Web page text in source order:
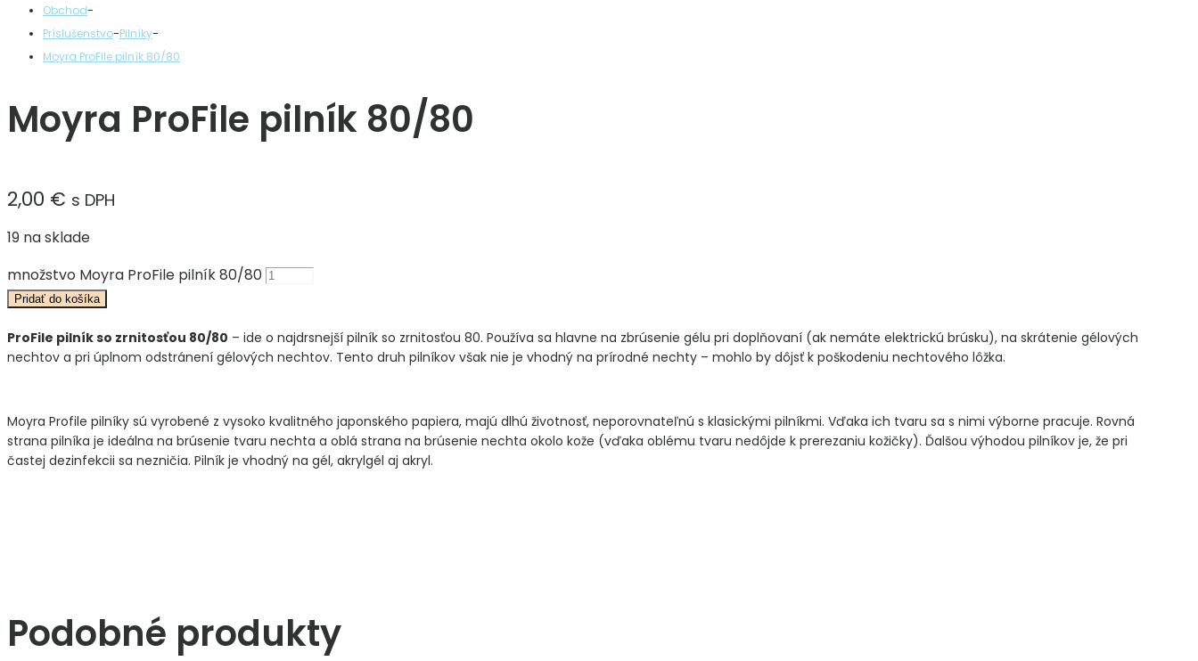
Obchod-
Príslušenstvo-Pilníky-
Moyra ProFile pilník 80/80
Moyra ProFile pilník 80/80
2,00 € s DPH
19 na sklade
množstvo Moyra ProFile pilník 80/80
Pridať do košíka
ProFile pilník so zrnitosťou 80/80 – ide o najdrsnejší pilník so zrnitosťou 80. Používa sa hlavne na zbrúsenie gélu pri doplňovaní (ak nemáte elektrickú brúsku), na skrátenie gélových
nechtov a pri úplnom odstránení gélových nechtov. Tento druh pilníkov však nie je vhodný na prírodné nechty – mohlo by dôjsť k poškodeniu nechtového lôžka.
Moyra Profile pilníky sú vyrobené z vysoko kvalitného japonského papiera, majú dlhú životnosť, neporovnateľnú s klasickými pilníkmi. Vďaka ich tvaru sa s nimi výborne pracuje. Rovná
strana pilníka je ideálna na brúsenie tvaru nechta a oblá strana na brúsenie nechta okolo kože (vďaka oblému tvaru nedôjde k prerezaniu kožičky). Ďalšou výhodou pilníkov je, že pri
častej dezinfekcii sa nezničia. Pilník je vhodný na gél, akrylgél aj akryl.
Podobné produkty